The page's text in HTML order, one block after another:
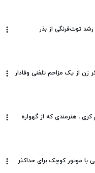
زن از یک مزاحم تلفنی وفادار
، هنرمندی که از گهواره
با موتور کوچک برای حداکثر